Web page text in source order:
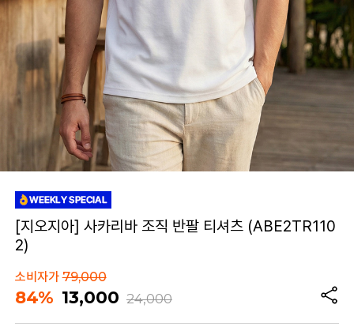
[지오지아] 사카리바 조직 반팔 티셔츠 (ABE2TR110
2)
소비자가79,000
84% 13,000 24,000